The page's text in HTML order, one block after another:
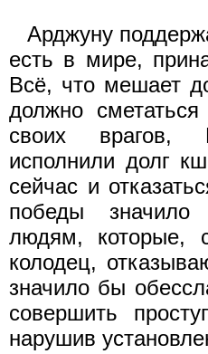
Арджуну
есть в мире,
Всё, что мешает
должно
своих врагов,
исполнили долг
сейчас и
победы значило
людям, которые,
колодец,
значило бы
совершить
нарушив